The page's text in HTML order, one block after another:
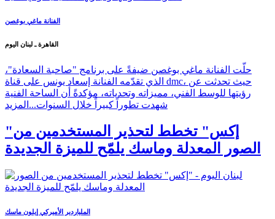
الفنانة ماغي بوغصن
القاهرة ـ لبنان اليوم
حلّت الفنانة ماغي بوغصن ضيفةً على برنامج "صاحبة السعادة"،
الذي تقدّمه الفنانة إسعاد يونس على قناة dmc، حيث تحدثت عن
رؤيتها للوسط الفني، مميزاته وتحدياته، مؤكدةً أن الساحة الفنية
شهدت تطوراً كبيراً خلال السنوات... المزيد
"إكس" تخطط لتحذير المستخدمين من
الصور المعدلة وماسك يلمّح للميزة الجديدة
الملياردير الأميركي إيلون ماسك